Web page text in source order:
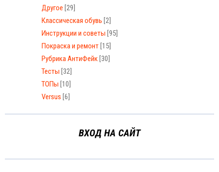
Другое [29]
Классическая обувь [2]
Инструкции и советы [95]
Покраска и ремонт [15]
Рубрика АнтиФейк [30]
Тесты [32]
ТОПы [10]
Versus [6]
ВХОД НА САЙТ